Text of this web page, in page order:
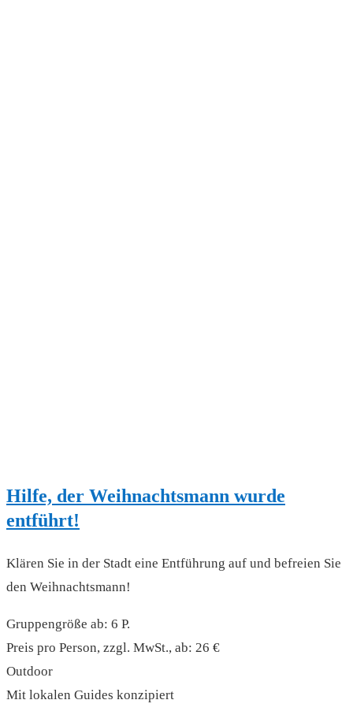
Hilfe, der Weihnachtsmann wurde
entführt!
Klären Sie in der Stadt eine Entführung auf und befreien Sie
den Weihnachtsmann!
Gruppengröße ab: 6 P.
Preis pro Person, zzgl. MwSt., ab: 26 €
Outdoor
Mit lokalen Guides konzipiert